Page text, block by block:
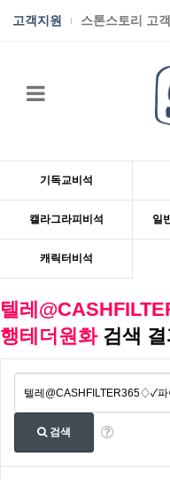
고객지원 스톤스토리 고
기독교비석
캘라그라피비석 일
캐릭터비석
텔레
행테더원화검색 결
검색